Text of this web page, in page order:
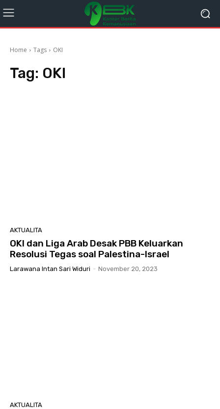
Home Tags OKI
Tag: OKI
AKTUALITA
OKI dan Liga Arab Desak PBB Keluarkan
Resolusi Tegas soal Palestina-Israel
Larawana Intan Sari Widuri - November 20, 2023
AKTUALITA